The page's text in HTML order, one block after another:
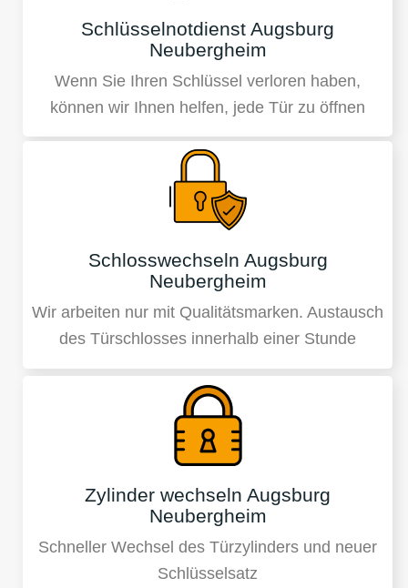
Schlüsselnotdienst Augsburg
Neubergheim
Wenn Sie Ihren Schlüssel verloren haben,
können wir Ihnen helfen, jede Tür zu öffnen
Schlosswechseln Augsburg
Neubergheim
Wir arbeiten nur mit Qualitätsmarken. Austausch
des Türschlosses innerhalb einer Stunde
Zylinder wechseln Augsburg
Neubergheim
Schneller Wechsel des Türzylinders und neuer
Schlüsselsatz